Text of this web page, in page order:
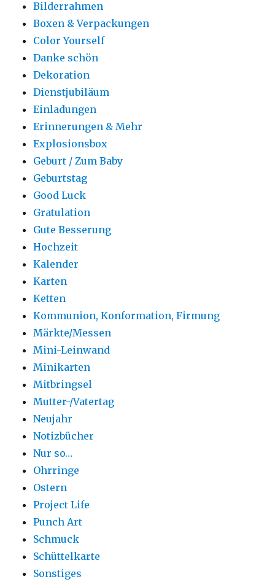
Bilderrahmen
Boxen & Verpackungen
Color Yourself
Danke schön
Dekoration
Dienstjubiläum
Einladungen
Erinnerungen & Mehr
Explosionsbox
Geburt / Zum Baby
Geburtstag
Good Luck
Gratulation
Gute Besserung
Hochzeit
Kalender
Karten
Ketten
Kommunion, Konformation, Firmung
Märkte/Messen
Mini-Leinwand
Minikarten
Mitbringsel
Mutter-/Vatertag
Neujahr
Notizbücher
Nur so…
Ohrringe
Ostern
Project Life
Punch Art
Schmuck
Schüttelkarte
Sonstiges